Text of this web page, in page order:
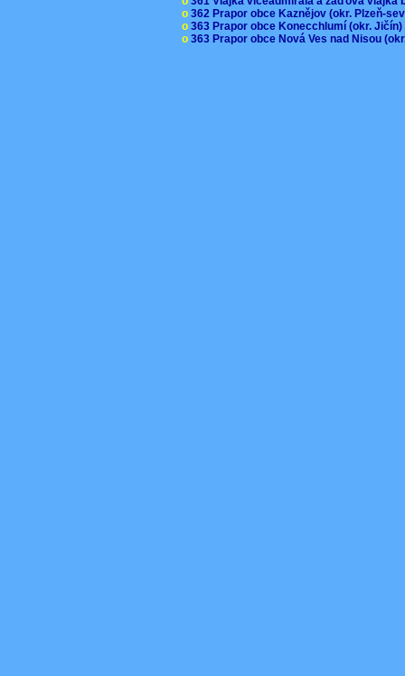
o 362 Prapor obce Kaznějov (okr. Plzeň-
o 363 Prapor obce Konecchlumí (okr.
o 363 Prapor obce Nová Ves nad Nisou